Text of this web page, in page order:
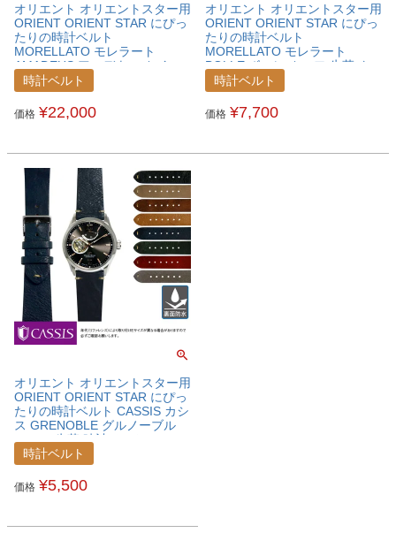
オリエント オリエントスター用
ORIENT ORIENT STAR にぴっ
たりの時計ベルト
MORELLATO モレラート
AMADEUS アマデウス カイマ
ンクロコ ワニ革 時計ベルト
U0518052ORTSTA
時計ベルト
価格 ¥22,000
オリエント オリエントスター用
ORIENT ORIENT STAR にぴっ
たりの時計ベルト
MORELLATO モレラート
BOLLE ボーレ カーフ 牛革 ク
ロコ型押し 時計ベルト
X2269480ORTSTA
時計ベルト
価格 ¥7,700
オリエント オリエントスター用
ORIENT ORIENT STAR にぴっ
たりの時計ベルト CASSIS カシ
ス GRENOBLE グルノーブル
カーフ 牛革 時計ベルト
X0031331ORTSTA
時計ベルト
価格 ¥5,500